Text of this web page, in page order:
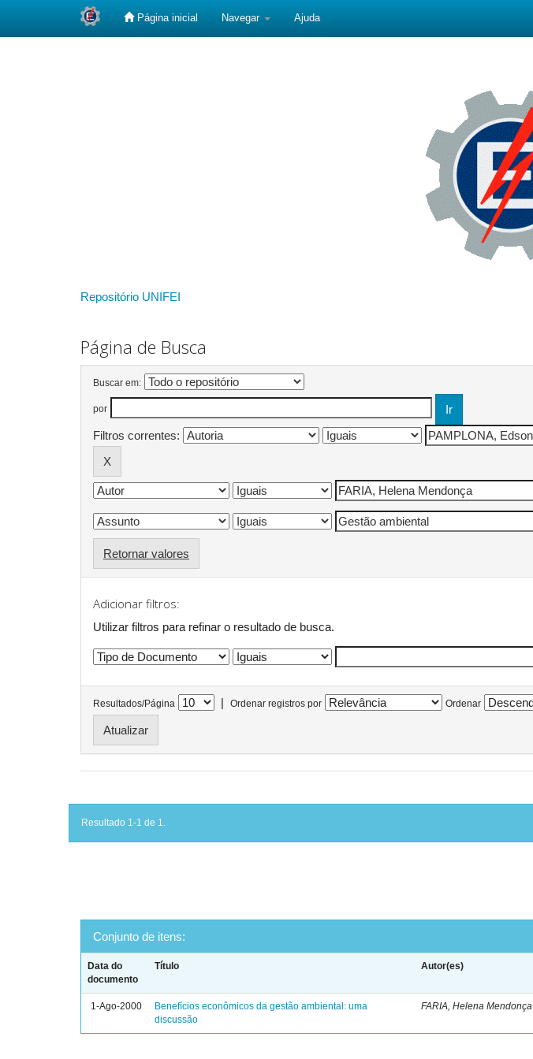
Página inicial Navegar Ajuda
Repositório UNIFEI
Página de Busca
Buscar em:
por
Filtros correntes:
Retornar valores
Adicionar filtros:
Utilizar filtros para refinar o resultado de busca.
Resultados/Página | Ordenar registros por Ordenar
Resultado 1-1 de 1.
Conjunto de itens:
Data do
documento
Título Autor(es)
1-Ago-2000
Benefícios econômicos da gestão ambiental: uma
discussão
FARIA, Helena Mendonça